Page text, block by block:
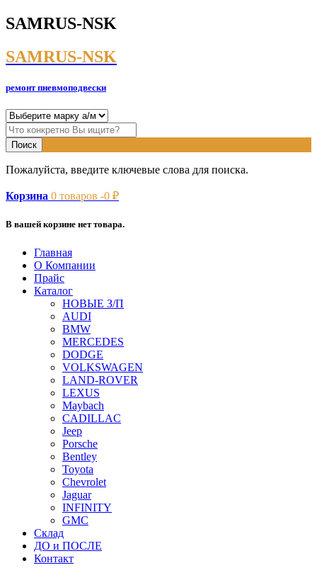
SAMRUS-NSK
SAMRUS-NSK
ремонт пневмоподвески
Пожалуйста, введите ключевые слова для поиска.
Корзина 0 товаров -0 ₽
В вашей корзине нет товара.
Главная
О Компании
Прайс
Каталог
НОВЫЕ З/П
AUDI
BMW
MERCEDES
DODGE
VOLKSWAGEN
LAND-ROVER
LEXUS
Maybach
CADILLAC
Jeep
Porsche
Bentley
Toyota
Chevrolet
Jaguar
INFINITY
GMC
Склад
ДО и ПОСЛЕ
Контакт